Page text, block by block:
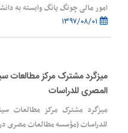
امور مالی چونگ یانگ وابسته به
میزگرد مشترک مرکز مطالعات
المصری للدراسات
میزگرد مشترک مرکز مطالعات
للدراسات (مؤسسه مطالعات مصری